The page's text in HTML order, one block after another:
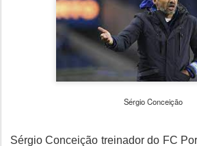
Sérgio Conceição
Sérgio Conceição treinador do FC